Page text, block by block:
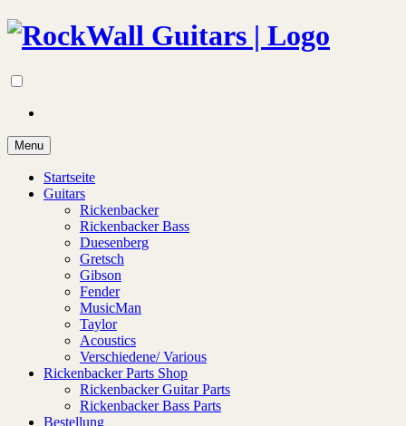
Menu
Startseite
Guitars
Rickenbacker
Rickenbacker Bass
Duesenberg
Gretsch
Gibson
Fender
MusicMan
Taylor
Acoustics
Verschiedene/ Various
Rickenbacker Parts Shop
Rickenbacker Guitar Parts
Rickenbacker Bass Parts
Bestellung